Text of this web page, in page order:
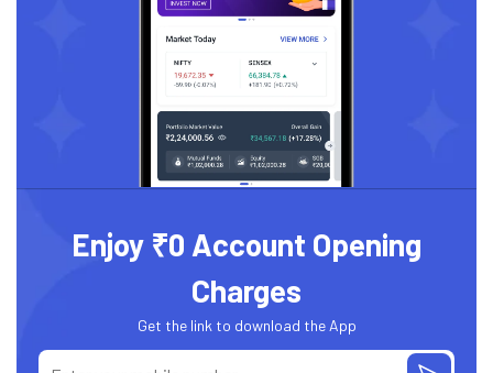
Enjoy ₹0 Account Opening
Charges
Get the link to download the App